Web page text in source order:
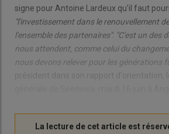
signe pour Antoine Lardeux qu'il faut
"l'investissement dans le renouvellement
l'ensemble des partenaires". "C'est un des
nous attendent, comme celui du
nous devons relever pour les générations
président dans son rapport d'orientation,